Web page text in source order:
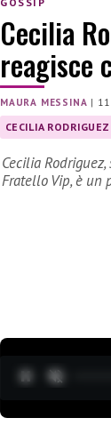
Cecilia
reagisce
MAURA MESSINA |
CECILIA RODRIGUEZ
Cecilia
Fratello Vip, è un